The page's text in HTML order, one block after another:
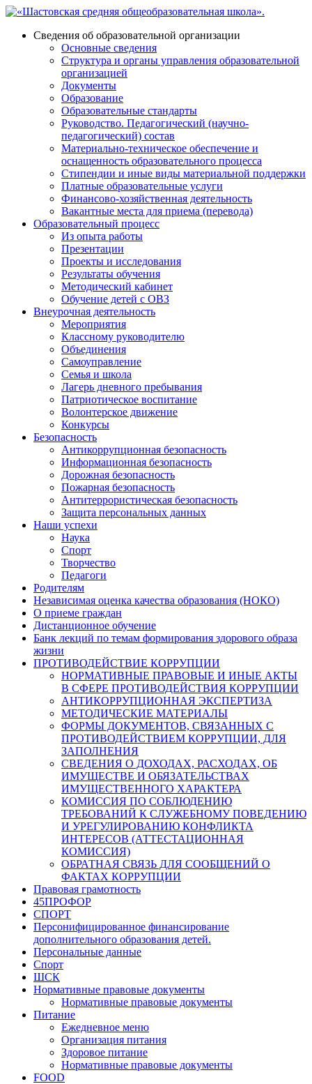
Сведения об образовательной организации
Основные сведения
Структура и органы управления образовательной
организацией
Документы
Образование
Образовательные стандарты
Руководство. Педагогический (научно-
педагогический) состав
Материально-техническое обеспечение и
оснащенность образовательного процесса
Стипендии и иные виды материальной поддержки
Платные образовательные услуги
Финансово-хозяйственная деятельность
Вакантные места для приема (перевода)
Образовательный процесс
Из опыта работы
Презентации
Проекты и исследования
Результаты обучения
Методический кабинет
Обучение детей с ОВЗ
Внеурочная деятельность
Мероприятия
Классному руководителю
Объединения
Самоуправление
Семья и школа
Лагерь дневного пребывания
Патриотическое воспитание
Волонтерское движение
Конкурсы
Безопасность
Антикоррупционная безопасность
Информационная безопасность
Дорожная безопасность
Пожарная безопасность
Антитеррористическая безопасность
Защита персональных данных
Наши успехи
Наука
Спорт
Творчество
Педагоги
Родителям
Независимая оценка качества образования (НОКО)
О приеме граждан
Дистанционное обучение
Банк лекций по темам формирования здорового образа
жизни
ПРОТИВОДЕЙСТВИЕ КОРРУПЦИИ
НОРМАТИВНЫЕ ПРАВОВЫЕ И ИНЫЕ АКТЫ
В СФЕРЕ ПРОТИВОДЕЙСТВИЯ КОРРУПЦИИ
АНТИКОРРУПЦИОННАЯ ЭКСПЕРТИЗА
МЕТОДИЧЕСКИЕ МАТЕРИАЛЫ
ФОРМЫ ДОКУМЕНТОВ, СВЯЗАННЫХ С
ПРОТИВОДЕЙСТВИЕМ КОРРУПЦИИ, ДЛЯ
ЗАПОЛНЕНИЯ
СВЕДЕНИЯ О ДОХОДАХ, РАСХОДАХ, ОБ
ИМУЩЕСТВЕ И ОБЯЗАТЕЛЬСТВАХ
ИМУЩЕСТВЕННОГО ХАРАКТЕРА
КОМИССИЯ ПО СОБЛЮДЕНИЮ
ТРЕБОВАНИЙ К СЛУЖЕБНОМУ ПОВЕДЕНИЮ
И УРЕГУЛИРОВАНИЮ КОНФЛИКТА
ИНТЕРЕСОВ (АТТЕСТАЦИОННАЯ
КОМИССИЯ)
ОБРАТНАЯ СВЯЗЬ ДЛЯ СООБЩЕНИЙ О
ФАКТАХ КОРРУПЦИИ
Правовая грамотность
45ПРОФОР
СПОРТ
Персонифицированное финансирование
дополнительного образования детей.
Персональные данные
Спорт
ШСК
Нормативные правовые документы
Нормативные правовые документы
Питание
Ежедневное меню
Организация питания
Здоровое питание
Нормативные правовые документы
FOOD